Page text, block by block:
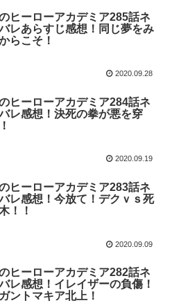
ヒーローアカデミア285話ネ
レあらすじ感想！同じ夢をみ
らこそ！
2020.09.28
ヒーローアカデミア284話ネ
レ感想！決死の拳が悪を穿
2020.09.19
ヒーローアカデミア283話ネ
レ感想！今放て！デクｖｓ死
！！
2020.09.09
ヒーローアカデミア282話ネ
レ感想！イレイザーの負傷！
ントマキア北上！